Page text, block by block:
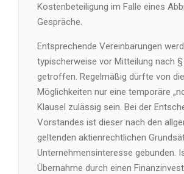
Kostenbeteiligung im Falle eines
Gespräche.
Entsprechende Vereinbarungen
typischerweise vor Mitteilung nach §
getroffen. Regelmäßig dürfte von
Möglichkeiten nur eine temporäre
Klausel zulässig sein. Bei der
Vorstandes ist dieser nach den
geltenden aktienrechtlichen
Unternehmensinteresse gebunden.
Übernahme durch einen